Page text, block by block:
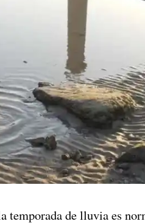
temporada de lluvia es